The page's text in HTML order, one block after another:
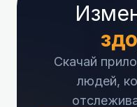
Скачай
людей,